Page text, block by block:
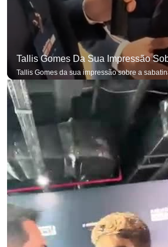
Tallis Gomes Da Sua Impressão